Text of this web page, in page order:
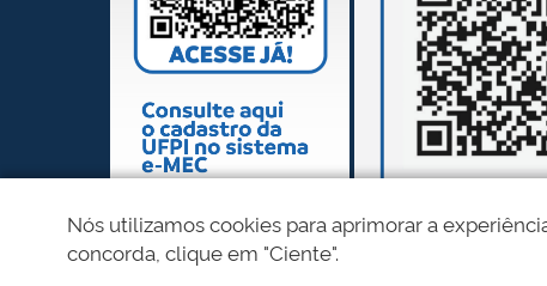
Nós utilizamos cookies para aprimorar a
concorda, clique em "Ciente".